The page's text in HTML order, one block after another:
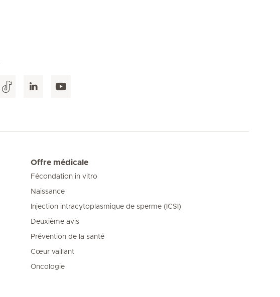
Offre médicale
Fécondation in vitro
Naissance
Injection intracytoplasmique de sperme (ICSI)
Deuxième avis
Prévention de la santé
Cœur vaillant
Oncologie